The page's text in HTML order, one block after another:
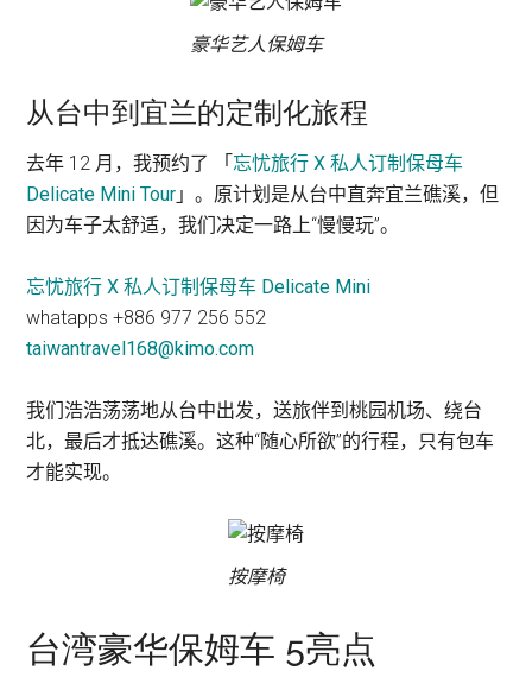
豪华艺人保姆车
从台中到宜兰的定制化旅程
去年 12 月，我预约了 「忘忧旅行 X 私人订制保母车
Delicate Mini Tour 」。原计划是从台中直奔宜兰礁溪，但
因为车子太舒适，我们决定一路上“慢慢玩”。
忘忧旅行 X 私人订制保母车 Delicate Mini
whatapps +886 977 256 552
taiwantravel168@kimo.com
我们浩浩荡荡地从台中出发，送旅伴到桃园机场、绕台
北，最后才抵达礁溪。这种“随心所欲”的行程，只有包车
才能实现。
按摩椅
台湾豪华保姆车 5亮点